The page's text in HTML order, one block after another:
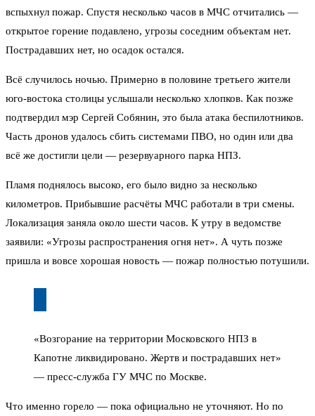
вспыхнул пожар. Спустя несколько часов в МЧС отчитались —
открытое горение подавлено, угрозы соседним объектам нет.
Пострадавших нет, но осадок остался.
Всё случилось ночью. Примерно в половине третьего жители
юго-востока столицы услышали несколько хлопков. Как позже
подтвердил мэр Сергей Собянин, это была атака беспилотников.
Часть дронов удалось сбить системами ПВО, но один или два
всё же достигли цели — резервуарного парка НПЗ.
Пламя поднялось высоко, его было видно за несколько
километров. Прибывшие расчёты МЧС работали в три смены.
Локализация заняла около шести часов. К утру в ведомстве
заявили: «Угрозы распространения огня нет». А чуть позже
пришла и вовсе хорошая новость — пожар полностью потушили.
«Возгорание на территории Московского НПЗ в
Капотне ликвидировано. Жертв и пострадавших нет»
— пресс-служба ГУ МЧС по Москве.
Что именно горело — пока официально не уточняют. Но по